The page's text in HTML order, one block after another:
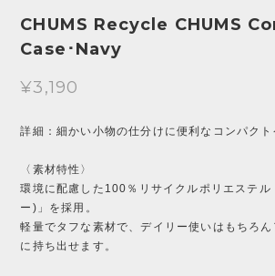
CHUMS Recycle CHUMS
Case･Navy
¥3,190
詳細：細かい小物の仕分けに便利なコンパクト
〈素材特性〉
環境に配慮した100％リサイクルポリエステル
ー)」を採用。
軽量でタフな素材で、デイリー使いはもちろ
に持ち出せます。